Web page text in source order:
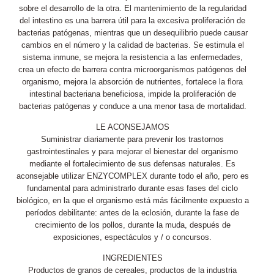
sobre el desarrollo de la otra. El mantenimiento de la regularidad
del intestino es una barrera útil para la excesiva proliferación de
bacterias patógenas, mientras que un desequilibrio puede causar
cambios en el número y la calidad de bacterias. Se estimula el
sistema inmune, se mejora la resistencia a las enfermedades,
crea un efecto de barrera contra microorganismos patógenos del
organismo, mejora la absorción de nutrientes, fortalece la flora
intestinal bacteriana beneficiosa, impide la proliferación de
bacterias patógenas y conduce a una menor tasa de mortalidad.
LE ACONSEJAMOS
Suministrar diariamente para prevenir los trastornos
gastrointestinales y para mejorar el bienestar del organismo
mediante el fortalecimiento de sus defensas naturales. Es
aconsejable utilizar ENZYCOMPLEX durante todo el año, pero es
fundamental para administrarlo durante esas fases del ciclo
biológico, en la que el organismo está más fácilmente expuesto a
períodos debilitante: antes de la eclosión, durante la fase de
crecimiento de los pollos, durante la muda, después de
exposiciones, espectáculos y / o concursos.
INGREDIENTES
Productos de granos de cereales, productos de la industria